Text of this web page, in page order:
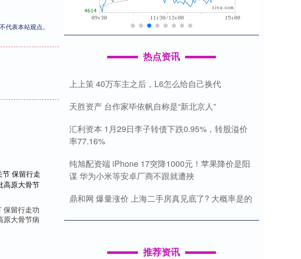
代表本站观点。
保留行走功
原大骨节病
热点资讯
上上策 40万车主之后，L6怎么给自己换代
天胜资产 台作家毕依帆自称是“新北京人”
汇利资本 1月29日李子转债下跌0.95%，转股溢价
率77.16%
纯旭配资端 iPhone 17突降1000元！苹果降价是阳
谋 华为小米等安卓厂商不跟就遭殃
鼎和网 爆量涨价 上海二手房真见底了? 大概率是的
推荐资讯